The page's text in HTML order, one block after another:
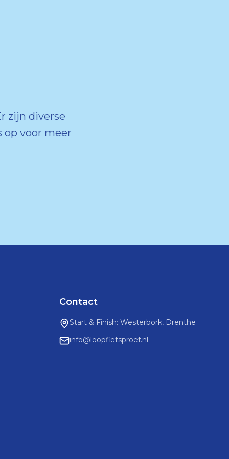
zijn diverse
voor meer
Contact
Start & Finish: Westerbork, Drenthe
info@loopfietsproef.nl